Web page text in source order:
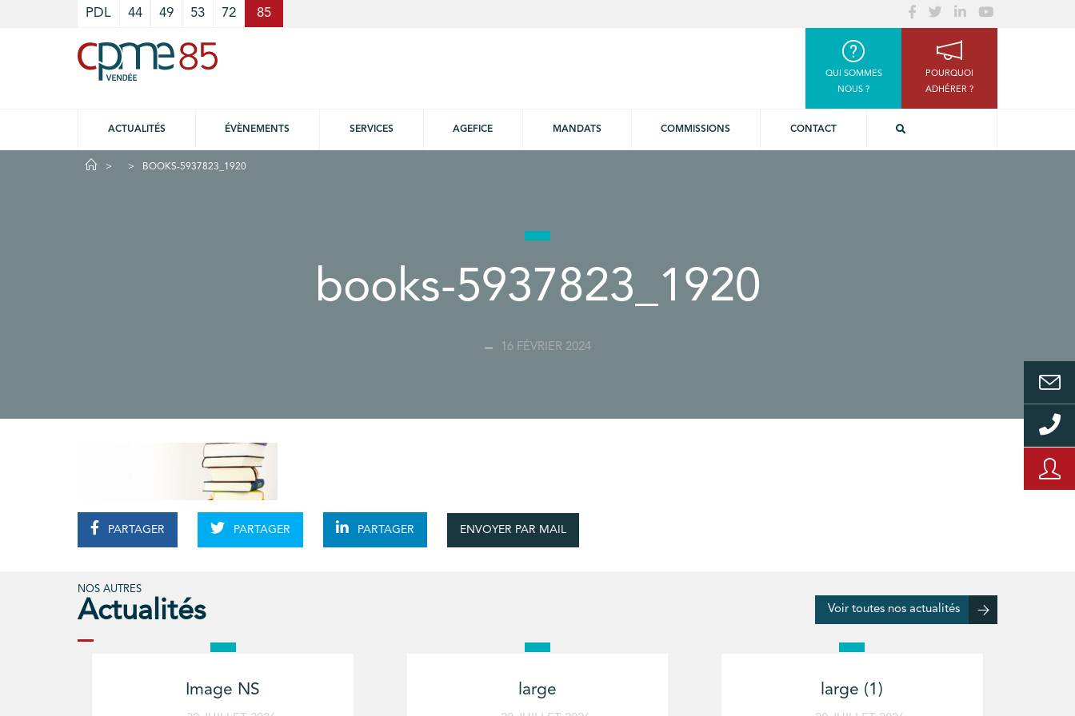
PDL 44 49 53 72 85
QUI SOMMES
NOUS ?
POURQUOI
ADHÉRER ?
ACTUALITÉS ÉVÈNEMENTS SERVICES AGEFICE MANDATS COMMISSIONS CONTACT
BOOKS-5937823_1920
books-5937823_1920
16 FÉVRIER 2024
PARTAGER PARTAGER PARTAGER ENVOYER PAR MAIL
NOS AUTRES
Actualités Voir toutes nos actualités
Image NS large large (1)
Cookies management panel